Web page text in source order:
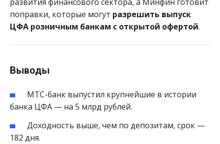
поправки, которые могут разрешить выпуск
ЦФА розничным банкам с открытой офертой.
Выводы
МТС-банк выпустил крупнейшие в истории
банка ЦФА — на 5 млрд рублей.
Доходность выше, чем по депозитам, срок —
182 дня.